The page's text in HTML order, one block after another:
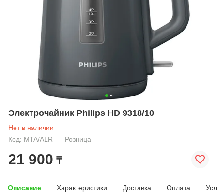
Электрочайник Philips HD 9318/10
Нет в наличии
Код: MTA/ALR
Розница
21 900 ₸
Описание Характеристики Доставка Оплата